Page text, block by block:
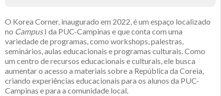
O Korea Corner, inaugurado em 2022, é um espaço localizado
no CampusI da PUC-Campinas e que conta com uma
variedade de programas, como workshops, palestras,
seminários, aulas educacionais e programas culturais. Como
um centro de recursos educacionais e culturais, ele busca
aumentar o acesso a materiais sobre a República da Coreia,
criando experiências educacionais para os alunos da PUC-
Campinas e para a comunidade local.